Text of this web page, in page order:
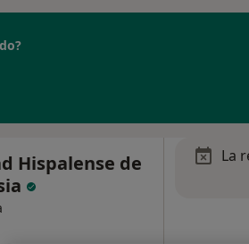
Hispalense de
La